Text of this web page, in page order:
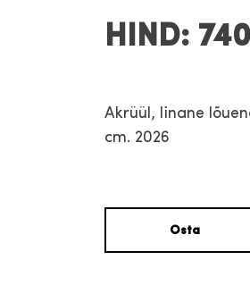
HIND:
Akrüül, linane
cm. 2026
Osta